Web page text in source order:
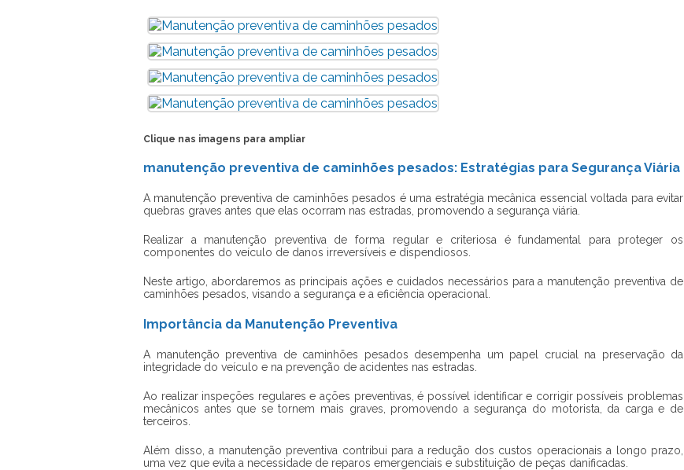
Clique nas imagens para ampliar
manutenção preventiva de caminhões pesados: Estratégias para Segurança Viária
A manutenção preventiva de caminhões pesados é uma estratégia mecânica essencial voltada para evitar
quebras graves antes que elas ocorram nas estradas, promovendo a segurança viária.
Realizar a manutenção preventiva de forma regular e criteriosa é fundamental para proteger os
componentes do veículo de danos irreversíveis e dispendiosos.
Neste artigo, abordaremos as principais ações e cuidados necessários para a manutenção preventiva de
caminhões pesados , visando a segurança e a eficiência operacional.
Importância da Manutenção Preventiva
A manutenção preventiva de caminhões pesados desempenha um papel crucial na preservação da
integridade do veículo e na prevenção de acidentes nas estradas.
Ao realizar inspeções regulares e ações preventivas, é possível identificar e corrigir possíveis problemas
mecânicos antes que se tornem mais graves, promovendo a segurança do motorista, da carga e de
terceiros.
Além disso, a manutenção preventiva contribui para a redução dos custos operacionais a longo prazo,
uma vez que evita a necessidade de reparos emergenciais e substituição de peças danificadas.